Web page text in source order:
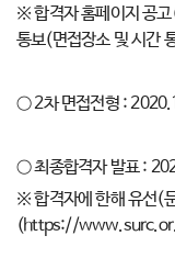
※ 합격자 홈페이지 공
통보(면접장소 및 시간
○ 2차 면접전형 :
○ 최종합격자 발표 :
※ 합격자에 한해 유선(
(https://